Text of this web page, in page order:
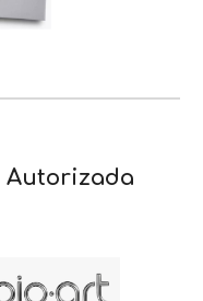
Autorizada